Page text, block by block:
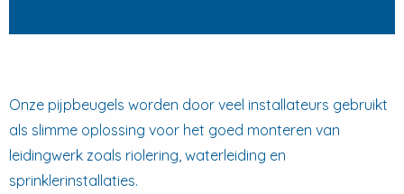
Onze pijpbeugels worden door veel installateurs gebruikt
als slimme oplossing voor het goed monteren van
leidingwerk zoals riolering, waterleiding en
sprinklerinstallaties.